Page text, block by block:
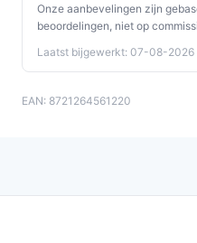
kort om te zien welke
Concrete checks voor de
batterij" de totale
Onze aanbevelingen zijn
beoordelingen, niet op
Laatst bijgewerkt: 07-08-2026
EAN: 8721264561220